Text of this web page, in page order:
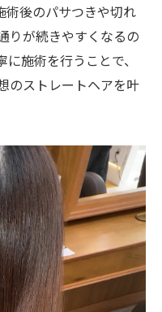
術後のパサつきや切れ
りが続きやすくなるの
施術を行うことで、
のストレートヘアを叶